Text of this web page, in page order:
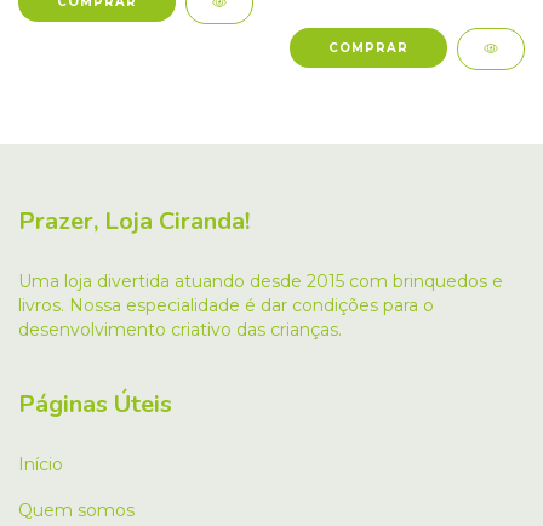
Prazer, Loja Ciranda!
Uma loja divertida atuando desde 2015 com brinquedos e
livros. Nossa especialidade é dar condições para o
desenvolvimento criativo das crianças.
Páginas Úteis
Início
Quem somos